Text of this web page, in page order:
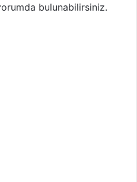
bulunabilirsiniz.